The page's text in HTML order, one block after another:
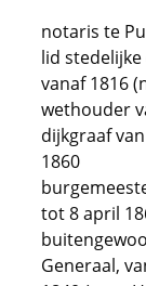
notaris te
lid
vanaf 1816
wethouder
dijkgraaf
1860
tot 8 april
Generaal,